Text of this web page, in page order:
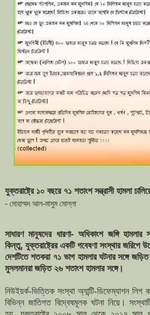
যুক্তরাষ্ট্রে ১০ বছরে ৭১ শতাংশ সন্ত্রাসী হামলা
- মোহাম্মদ আল-মাসুম মোল্লা
সাধারণ মানুষদের ধারণা- অধিকাংশ জঙ্গি হামলার
কিন্তু, যুক্তরাষ্ট্রের একটি গবেষণা সংস্থার জরিপে
দেশটিতে শতকরা ৭১ ভাগ হামলার ঘটনার সঙ্গে জড়িত
মুসলমানরা জড়িত ২৬ শতাংশ হামলার সঙ্গে।
নিউইয়র্ক-ভিত্তিক সংস্থা অ্যান্টি-ডিফেম্যাশন লিগ
বিভিন্ন জাতিগত বিদ্বেষমূলক ঘটনা নিয়ে।